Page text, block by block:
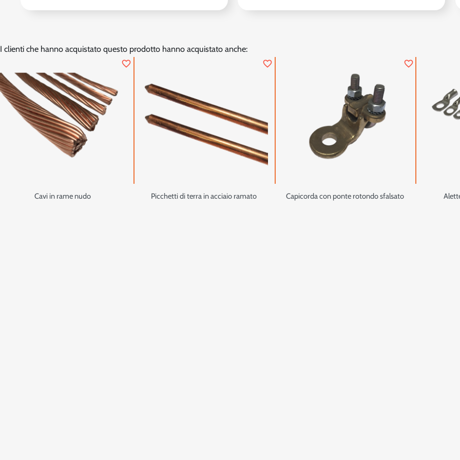
I clienti che hanno acquistato questo prodotto hanno acquistato anche:
Cavi in rame nudo
favorite_border
Picchetti di terra in acciaio ramato
favorite_border
Capicorda con ponte rotondo sfalsato
favorite_border